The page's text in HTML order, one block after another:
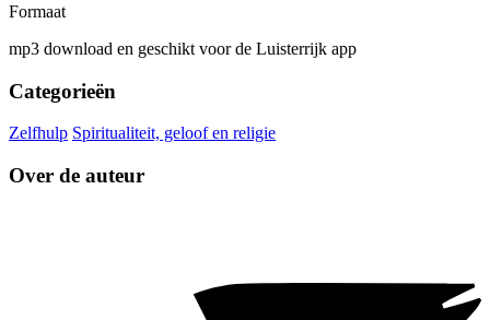
Formaat
mp3 download en geschikt voor de Luisterrijk app
Categorieën
Zelfhulp Spiritualiteit, geloof en religie
Over de auteur